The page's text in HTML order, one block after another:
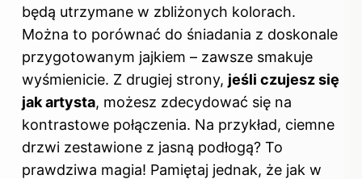
będą utrzymane w zbliżonych kolorach.
Można to porównać do śniadania z doskonale
przygotowanym jajkiem – zawsze smakuje
wyśmienicie. Z drugiej strony, jeśli czujesz się
jak artysta, możesz zdecydować się na
kontrastowe połączenia. Na przykład, ciemne
drzwi zestawione z jasną podłogą? To
prawdziwa magia! Pamiętaj jednak, że jak w